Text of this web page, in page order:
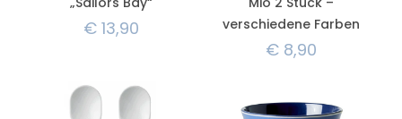
€13,90
verschiedene Farben
€ 8,90